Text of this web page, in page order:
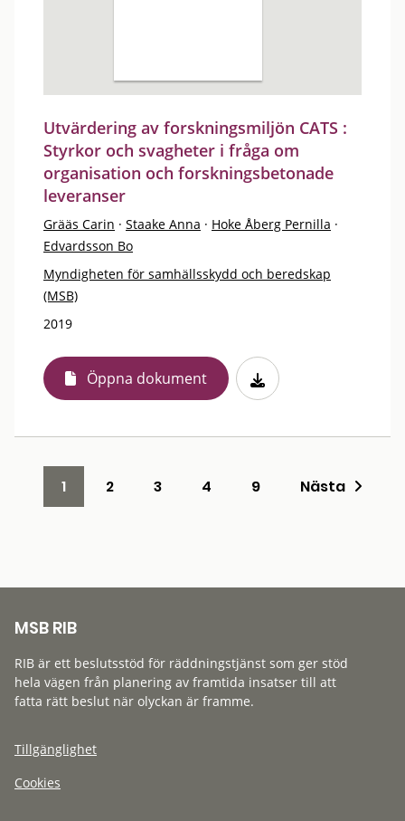
Utvärdering av forskningsmiljön CATS :
Styrkor och svagheter i fråga om
organisation och forskningsbetonade
leveranser
Grääs Carin · Staake Anna · Hoke Åberg Pernilla ·
Edvardsson Bo
Myndigheten för samhällsskydd och beredskap
(MSB)
2019
Öppna dokument
1 2 3 4 9 Nästa
MSB RIB
RIB är ett beslutsstöd för räddningstjänst som ger stöd
hela vägen från planering av framtida insatser till att
fatta rätt beslut när olyckan är framme.
Tillgänglighet
Cookies